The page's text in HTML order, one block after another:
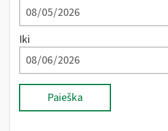
Iki
Paieška